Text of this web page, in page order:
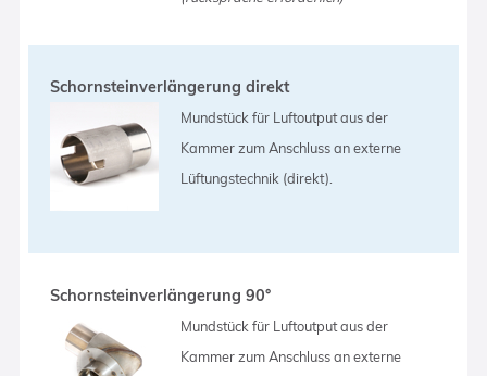
Schornsteinverlängerung direkt
Mundstück für Luftoutput aus der
Kammer zum Anschluss an externe
Lüftungstechnik (direkt).
Schornsteinverlängerung 90°
Mundstück für Luftoutput aus der
Kammer zum Anschluss an externe